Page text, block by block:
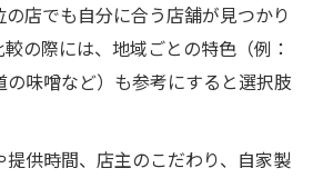
店でも自分に合う店舗が見つかり
の際には、地域ごとの特色（例：
味噌など）も参考にすると選択肢
提供時間、店主のこだわり、自家製